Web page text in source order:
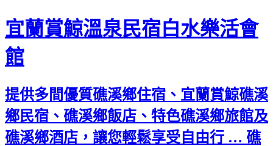
宜蘭賞鯨溫泉民宿白水樂活會
館
提供多間優質礁溪鄉住宿、宜蘭賞鯨礁溪
鄉民宿、礁溪鄉飯店、特色礁溪鄉旅館及
礁溪鄉酒店，讓您輕鬆享受自由行 … 礁